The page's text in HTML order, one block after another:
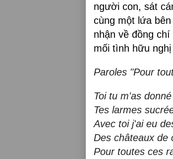
người con, sát
cùng một lứa
nhận về đồng
mối tình hữu
Paroles "Pour
Toi tu m'as
Tes larmes
Avec toi j'ai eu
Des châteaux de
Pour toutes ces